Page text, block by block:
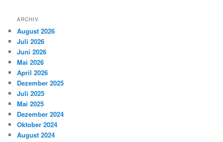
ARCHIV
August 2026
Juli 2026
Juni 2026
Mai 2026
April 2026
Dezember 2025
Juli 2025
Mai 2025
Dezember 2024
Oktober 2024
August 2024